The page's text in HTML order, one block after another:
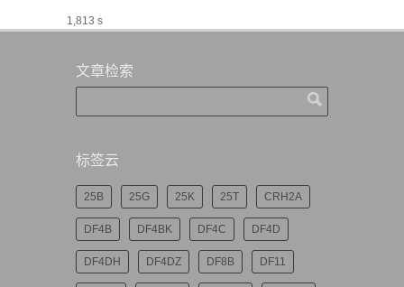
1,813 s
文章检索
标签云
25B 25G 25K 25T CRH2A
DF4B DF4BK DF4C DF4D
DF4DH DF4DZ DF8B DF11